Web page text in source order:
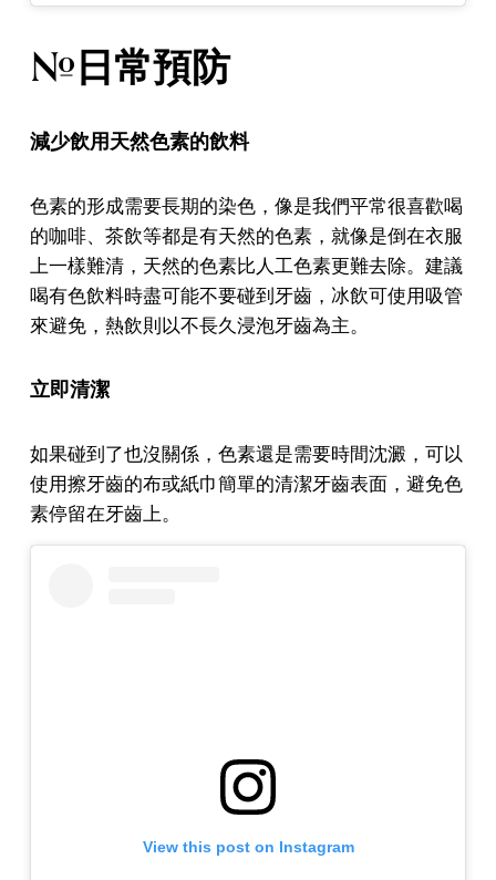
#日常預防
減少飲用天然色素的飲料
色素的形成需要長期的染色，像是我們平常很喜歡喝
的咖啡、茶飲等都是有天然的色素，就像是倒在衣服
上一樣難清，天然的色素比人工色素更難去除。建議
喝有色飲料時盡可能不要碰到牙齒，冰飲可使用吸管
來避免，熱飲則以不長久浸泡牙齒為主。
立即清潔
如果碰到了也沒關係，色素還是需要時間沈澱，可以
使用擦牙齒的布或紙巾簡單的清潔牙齒表面，避免色
素停留在牙齒上。
View this post on Instagram